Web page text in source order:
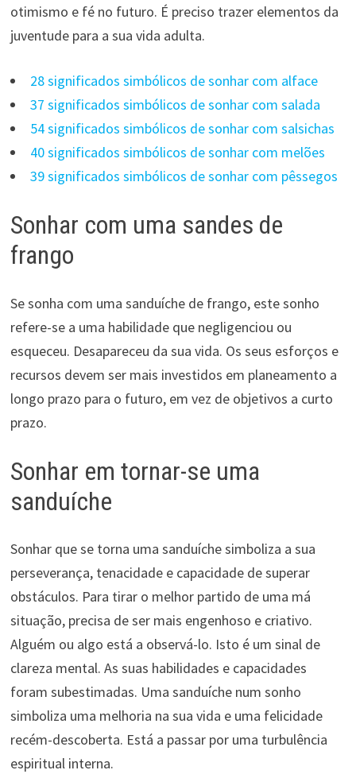
otimismo e fé no futuro. É preciso trazer elementos da
juventude para a sua vida adulta.
28 significados simbólicos de sonhar com alface
37 significados simbólicos de sonhar com salada
54 significados simbólicos de sonhar com salsichas
40 significados simbólicos de sonhar com melões
39 significados simbólicos de sonhar com pêssegos
Sonhar com uma sandes de
frango
Se sonha com uma sanduíche de frango, este sonho
refere-se a uma habilidade que negligenciou ou
esqueceu. Desapareceu da sua vida. Os seus esforços e
recursos devem ser mais investidos em planeamento a
longo prazo para o futuro, em vez de objetivos a curto
prazo.
Sonhar em tornar-se uma
sanduíche
Sonhar que se torna uma sanduíche simboliza a sua
perseverança, tenacidade e capacidade de superar
obstáculos. Para tirar o melhor partido de uma má
situação, precisa de ser mais engenhoso e criativo.
Alguém ou algo está a observá-lo. Isto é um sinal de
clareza mental. As suas habilidades e capacidades
foram subestimadas. Uma sanduíche num sonho
simboliza uma melhoria na sua vida e uma felicidade
recém-descoberta. Está a passar por uma turbulência
espiritual interna.